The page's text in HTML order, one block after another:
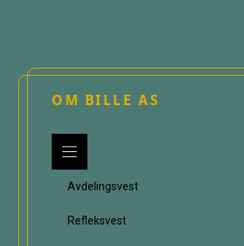
OM BILLE AS
Avdelingsvest
Refleksvest